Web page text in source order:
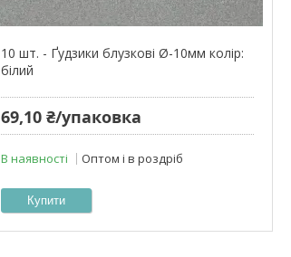
10 шт. - Ґудзики блузкові Ø-10мм колір:
білий
69,10 ₴/упаковка
В наявності Оптом і в роздріб
Купити